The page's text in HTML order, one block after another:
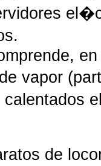
vapor
calentados
de